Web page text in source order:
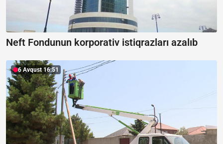
Neft Fondunun korporativ istiqrazları azalıb
6 Avqust 16:51